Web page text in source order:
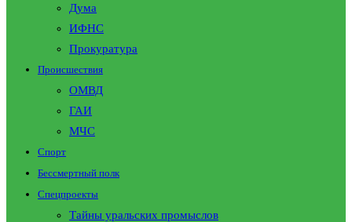
Дума
ИФНС
Прокуратура
Происшествия
ОМВД
ГАИ
МЧС
Спорт
Бессмертный полк
Спецпроекты
Тайны уральских промыслов